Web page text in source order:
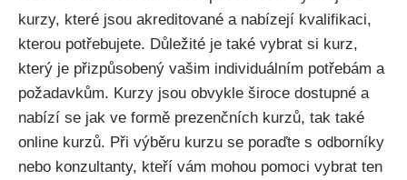
kurzy, které jsou akreditované a nabízejí kvalifikaci,
kterou potřebujete. Důležité je také vybrat si kurz,
který je přizpůsobený vašim individuálním potřebám a
požadavkům. Kurzy jsou obvykle široce dostupné a
nabízí se jak ve formě prezenčních kurzů, tak také
online kurzů. Při výběru kurzu se poraďte s odborníky
nebo konzultanty, kteří vám mohou pomoci vybrat ten